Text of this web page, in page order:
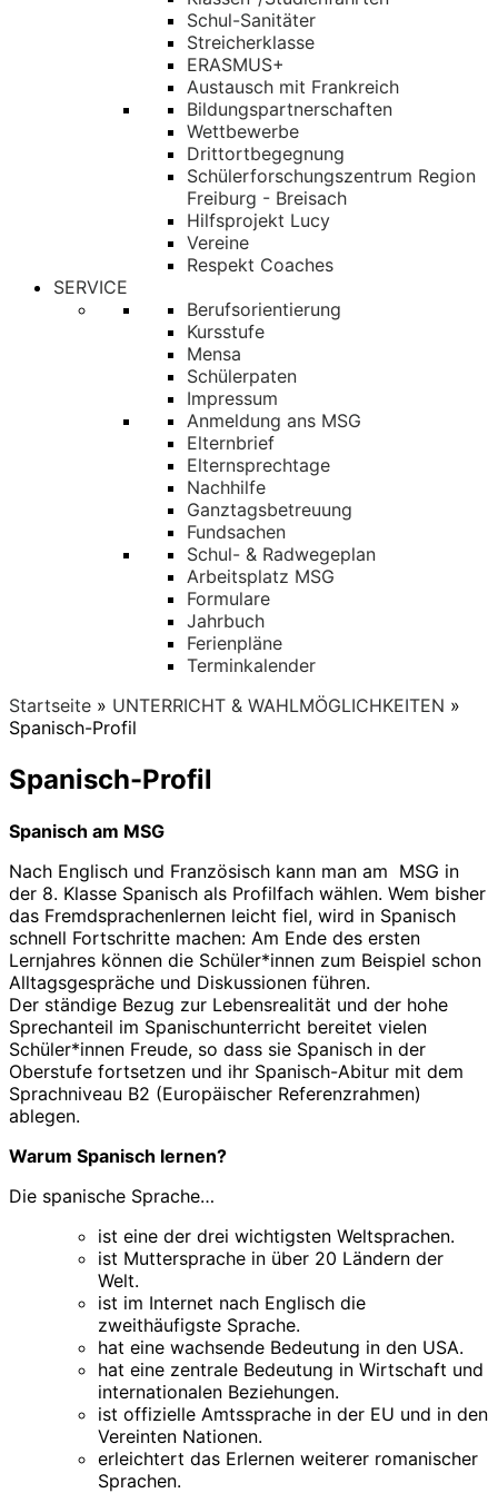
Schul-Sanitäter
Streicherklasse
ERASMUS+
Austausch mit Frankreich
Bildungspartnerschaften
Wettbewerbe
Drittortbegegnung
Schülerforschungszentrum Region
Freiburg - Breisach
Hilfsprojekt Lucy
Vereine
Respekt Coaches
SERVICE
Berufsorientierung
Kursstufe
Mensa
Schülerpaten
Impressum
Anmeldung ans MSG
Elternbrief
Elternsprechtage
Nachhilfe
Ganztagsbetreuung
Fundsachen
Schul- & Radwegeplan
Arbeitsplatz MSG
Formulare
Jahrbuch
Ferienpläne
Terminkalender
Startseite » UNTERRICHT & WAHLMÖGLICHKEITEN »
Spanisch-Profil
Spanisch-Profil
Spanisch am MSG
Nach Englisch und Französisch kann man am MSG in
der 8. Klasse Spanisch als Profilfach wählen. Wem bisher
das Fremdsprachenlernen leicht fiel, wird in Spanisch
schnell Fortschritte machen: Am Ende des ersten
Lernjahres können die Schüler*innen zum Beispiel schon
Alltagsgespräche und Diskussionen führen.
Der ständige Bezug zur Lebensrealität und der hohe
Sprechanteil im Spanischunterricht bereitet vielen
Schüler*innen Freude, so dass sie Spanisch in der
Oberstufe fortsetzen und ihr Spanisch-Abitur mit dem
Sprachniveau B2 (Europäischer Referenzrahmen)
ablegen.
Warum Spanisch lernen?
Die spanische Sprache…
ist eine der drei wichtigsten Weltsprachen.
ist Muttersprache in über 20 Ländern der
Welt.
ist im Internet nach Englisch die
zweithäufigste Sprache.
hat eine wachsende Bedeutung in den USA.
hat eine zentrale Bedeutung in Wirtschaft und
internationalen Beziehungen.
ist offizielle Amtssprache in der EU und in den
Vereinten Nationen.
erleichtert das Erlernen weiterer romanischer
Sprachen.